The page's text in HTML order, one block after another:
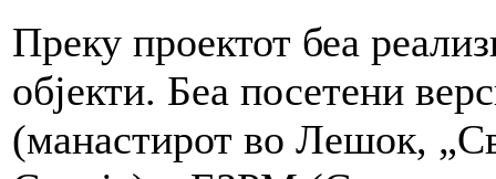
Преку проектот беа
објекти. Беа посетени
(манастирот во Лешок,